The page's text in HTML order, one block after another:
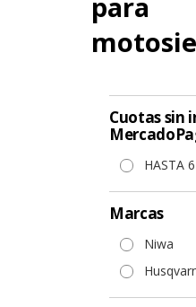
Cuotas sin
HASTA
Marcas
Niwa